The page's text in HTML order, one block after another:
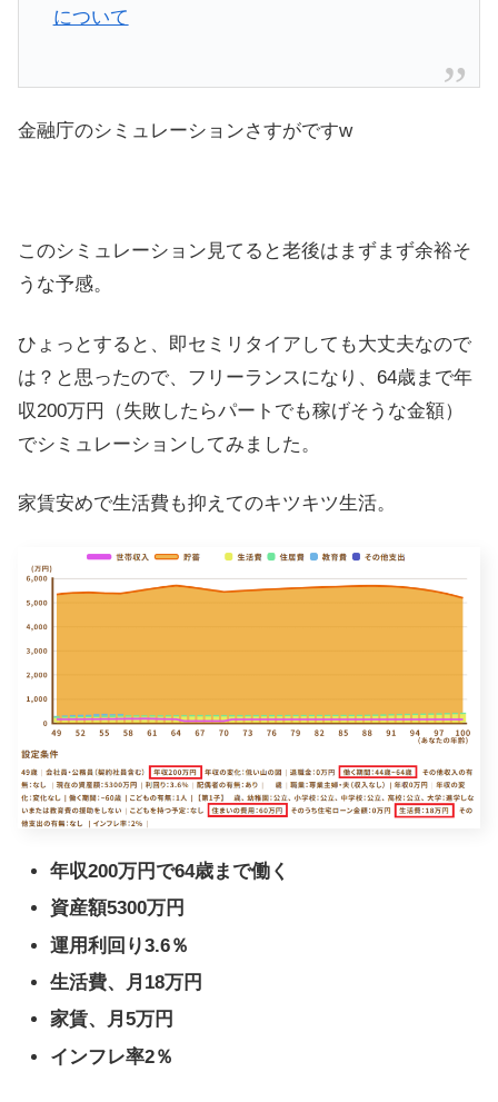
について
金融庁のシミュレーションさすがですw
このシミュレーション見てると老後はまずまず余裕そ
うな予感。
ひょっとすると、即セミリタイアしても大丈夫なので
は？と思ったので、フリーランスになり、64歳まで年
収200万円（失敗したらパートでも稼げそうな金額）
でシミュレーションしてみました。
家賃安めで生活費も抑えてのキツキツ生活。
年収200万円で64歳まで働く
資産額5300万円
運用利回り3.6％
生活費、月18万円
家賃、月5万円
インフレ率2％